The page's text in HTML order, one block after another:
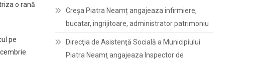
o rană
pe
Creșa Piatra Neamț angajeaza infirmiere,
bucatar, ingrijitoare, administrator patrimoniu
Direcţia de Asistenţă Socială a Municipiului
Piatra Neamţ angajeaza Inspector de